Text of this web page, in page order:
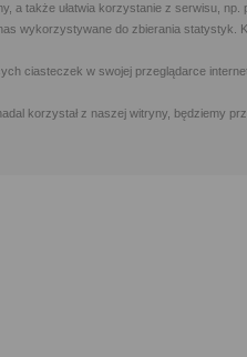
a także ułatwia korzystanie z serwisu,
wykorzystywane do zbierania statystyk.
ciasteczek w swojej przeglądarce
korzystał z naszej witryny, będziemy